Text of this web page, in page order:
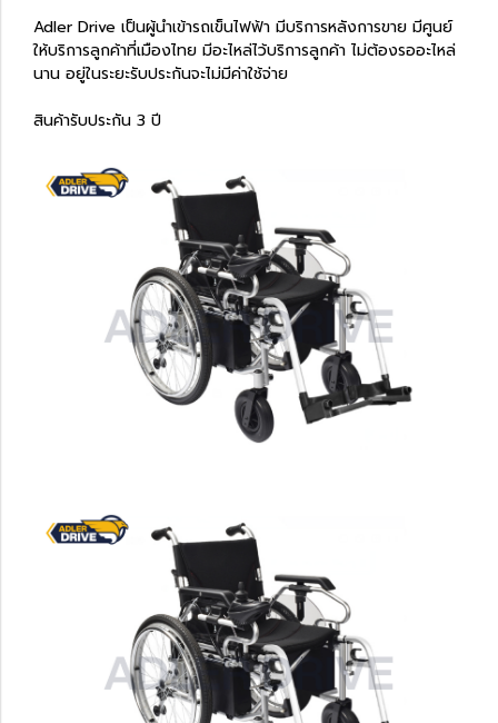
Adler Drive เป็นผู้นำเข้ารถเข็นไฟฟ้า มีบริการหลังการขาย มีศูนย์
ให้บริการลูกค้าที่เมืองไทย มีอะไหล่ไว้บริการลูกค้า ไม่ต้องรออะไหล่
นาน อยู่ในระยะรับประกันจะไม่มีค่าใช้จ่าย
สินค้ารับประกัน 3 ปี